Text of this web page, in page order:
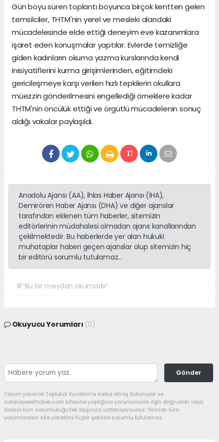
Gün boyu süren toplantı boyunca birçok kentten gelen
temsilciler, THTM'nin yerel ve mesleki alandaki
mücadelesinde elde ettiği deneyim eve kazanımlara
işaret eden konuşmalar yaptılar. Evlerde temizliğe
giden kadınların okuma yazma kurslarında kendi
inisiyatiflerini kurma girişimlerinden, eğitimdeki
gericileşmeye karşı verilen hızlı tepkilerin okullara
müezzin gönderilmesini engellediği örneklere kadar
THTM'nin öncülük ettiği ve örgütlü mücadelenin sonuç
aldığı vakalar paylaşıldı.
Anadolu Ajansı (AA), İhlas Haber Ajansı (İHA),
Demirören Haber Ajansı (DHA) ve diğer ajanslar
tarafından eklenen tüm haberler, sitemizin
editörlerinin müdahalesi olmadan ajans kanallarından
çekilmektedir. Bu haberlerde yer alan hukuki
muhataplar haberi geçen ajanslar olup sitemizin hiç
bir editörü sorumlu tutulamaz...
#“Bu bir meydan okumadır”
Okuyucu Yorumları (0)
Gönder
Yorum yazarak Topluluk Kuralları’nı kabul etmiş bulunuyor ve
adanayerelhaber.com sitesine yaptığınız yorumunuzla ilgili doğrudan veya
dolaylı tüm sorumluluğu tek başınıza üstleniyorsunuz. Yazılan tüm
yorumlardan site yönetimi hiçbir şekilde sorumlu tutulamaz.